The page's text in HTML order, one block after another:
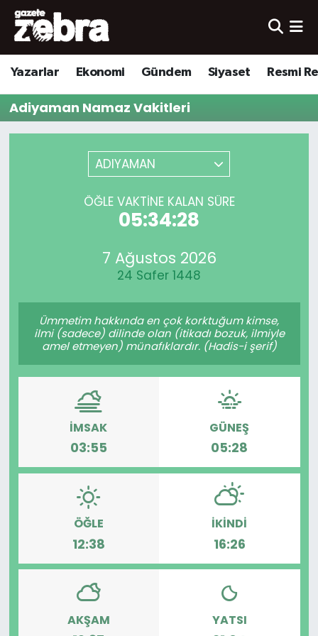
Yazarlar Ekonomi Gündem Siyaset Resmi
Adiyaman Namaz Vakitleri
ADIYAMAN
ÖĞLE VAKTINE KALAN SÜRE
05:34:28
7 Ağustos 2026
24 Safer 1448
Ümmetim hakkında en çok korktuğum kimse,
ilmi (sadece) dilinde olan (itikadı bozuk, ilmiyle
amel etmeyen) münafıklardır. (Hadis-i şerif)
İMSAK
03:55
GÜNEŞ
05:28
ÖĞLE
12:38
İKINDI
16:26
AKŞAM YATSI
Yazarlar
Ekonomi
Kültür-Sanat
Nöbetçi Eczaneler
Hava Durumu
Trafik Durumu
Süper Lig Puan Durumu ve Fikstür
Tüm Manşetler